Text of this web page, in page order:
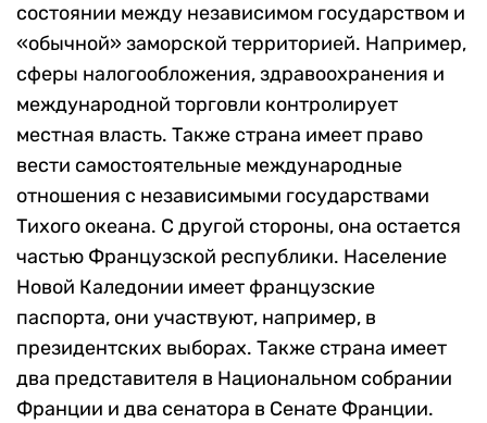
состоянии между независимом государством и
«обычной» заморской территорией. Например,
сферы налогообложения, здравоохранения и
международной торговли контролирует
местная власть. Также страна имеет право
вести самостоятельные международные
отношения с независимыми государствами
Тихого океана. С другой стороны, она остается
частью Французской республики. Население
Новой Каледонии имеет французские
паспорта, они участвуют, например, в
президентских выборах. Также страна имеет
два представителя в Национальном собрании
Франции и два сенатора в Сенате Франции.